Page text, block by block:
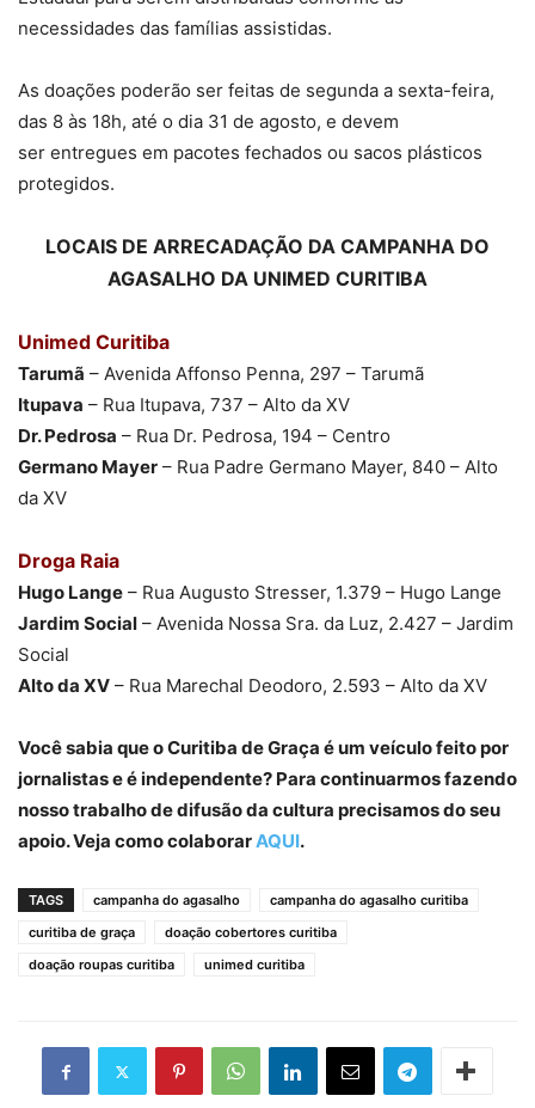
necessidades das famílias assistidas.
As doações poderão ser feitas de segunda a sexta-feira,
das 8 às 18h, até o dia 31 de agosto, e devem
ser entregues em pacotes fechados ou sacos plásticos
protegidos.
LOCAIS DE ARRECADAÇÃO DA CAMPANHA DO
AGASALHO DA UNIMED CURITIBA
Unimed Curitiba
Tarumã – Avenida Affonso Penna, 297 – Tarumã
Itupava – Rua Itupava, 737 – Alto da XV
Dr. Pedrosa – Rua Dr. Pedrosa, 194 – Centro
Germano Mayer – Rua Padre Germano Mayer, 840 – Alto
da XV
Droga Raia
Hugo Lange – Rua Augusto Stresser, 1.379 – Hugo Lange
Jardim Social – Avenida Nossa Sra. da Luz, 2.427 – Jardim
Social
Alto da XV – Rua Marechal Deodoro, 2.593 – Alto da XV
Você sabia que o Curitiba de Graça é um veículo feito por
jornalistas e é independente? Para continuarmos fazendo
nosso trabalho de difusão da cultura precisamos do seu
apoio. Veja como colaborarAQUI.
TAGS campanha do agasalho
campanha do agasalho curitiba
curitiba de graça
doação cobertores curitiba
doação roupas curitiba
unimed curitiba